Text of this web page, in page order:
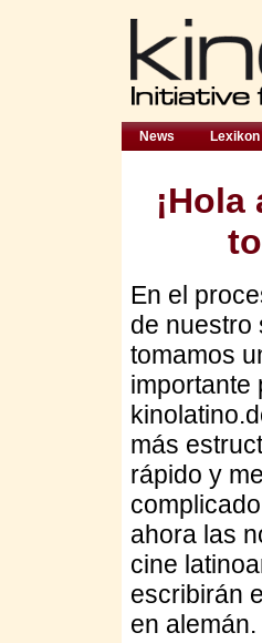
News Lexikon
En el
de nuestro
tomamos
importante
más
rápido y
ahora las
cine
escribirán
en alemán.